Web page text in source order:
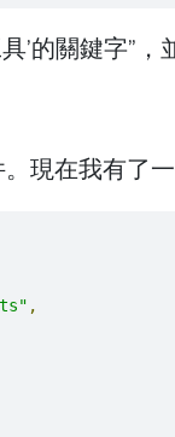
’的關鍵字”
現在我有了
,